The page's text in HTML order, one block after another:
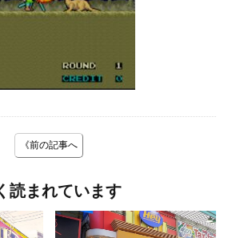
《前の記事へ
読まれています